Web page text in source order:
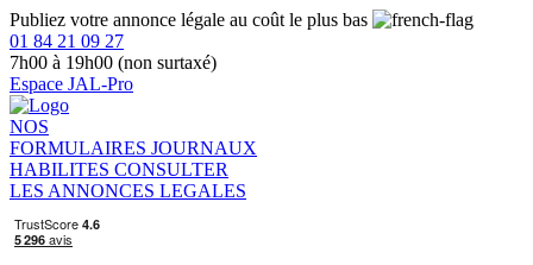
Publiez votre annonce légale au coût le plus bas
01 84 21 09 27
7h00 à 19h00 (non surtaxé)
Espace JAL-Pro
NOS
FORMULAIRES JOURNAUX
HABILITES CONSULTER
LES ANNONCES LEGALES